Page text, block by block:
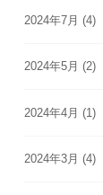
2024年7月 (4)
2024年5月 (2)
2024年4月 (1)
2024年3月 (4)